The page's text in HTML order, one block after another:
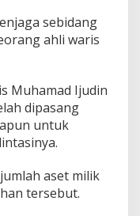
sebidang
ahli waris
Muhamad Ijudin
dipasang
untuk
aset milik
tersebut.